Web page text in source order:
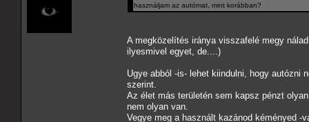
használjam az autómat, mint korábban?
A megközelítés iránya visszafelé megy
ilyesmivel egyet, de....)
Ugye abból -is- lehet kiindulni, hogy autózni
szerint.
Az élet más területén sem kapsz pénzt
nem olyan van.
Vegye meg a használt kazánod kéményed -